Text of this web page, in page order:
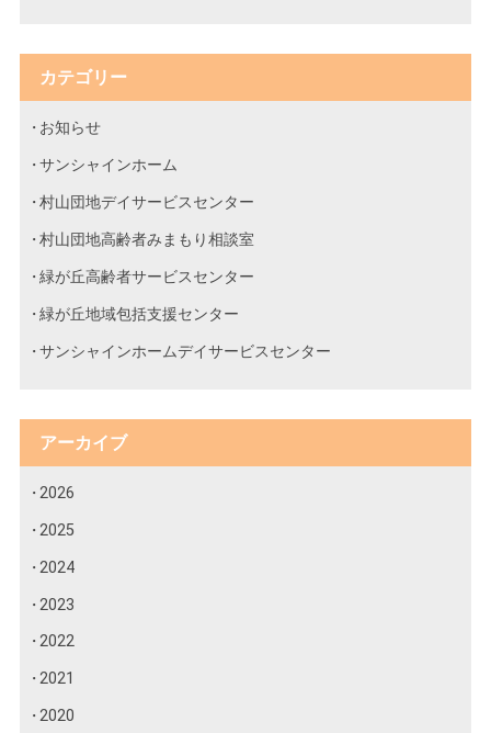
カテゴリー
お知らせ
サンシャインホーム
村山団地デイサービスセンター
村山団地高齢者みまもり相談室
緑が丘高齢者サービスセンター
緑が丘地域包括支援センター
サンシャインホームデイサービスセンター
アーカイブ
2026
2025
2024
2023
2022
2021
2020